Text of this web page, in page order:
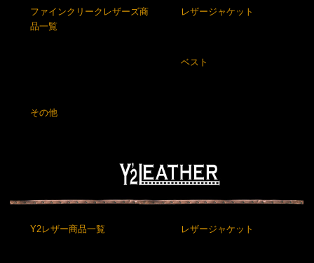
ファインクリークレザーズ商
品一覧
レザージャケット
ベスト
その他
Y2レザー商品一覧 レザージャケット